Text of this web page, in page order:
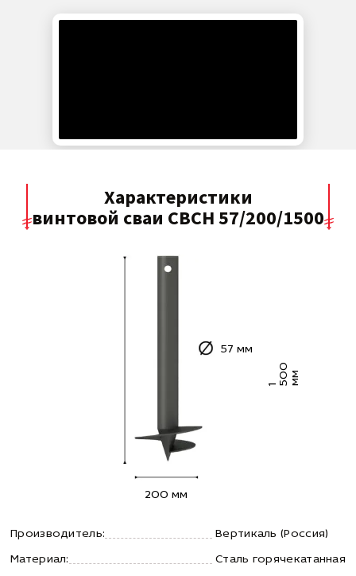
Характеристики
винтовой сваи СВСН 57/200/1500
1
5 0
0
м м
200 мм
57 мм
Производитель: Вертикаль (Россия)
Материал: Сталь горячекатанная